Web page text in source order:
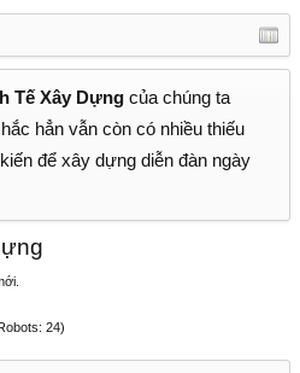
Tế Xây Dựng của chúng ta
hẳn vẫn còn có nhiều thiếu
để xây dựng diễn đàn ngày
24)